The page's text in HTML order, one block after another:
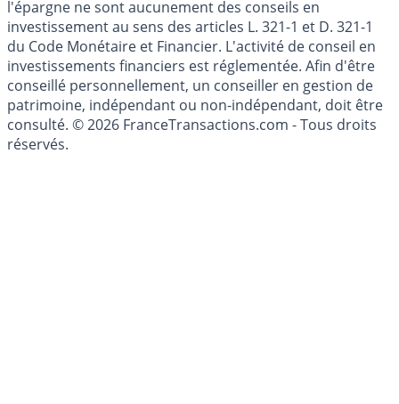
Les articles et commentaires publiés sur le guide de
l'épargne ne sont aucunement des conseils en
investissement au sens des articles L. 321-1 et D. 321-1
du Code Monétaire et Financier. L'activité de conseil en
investissements financiers est réglementée. Afin d'être
conseillé personnellement, un conseiller en gestion de
patrimoine, indépendant ou non-indépendant, doit être